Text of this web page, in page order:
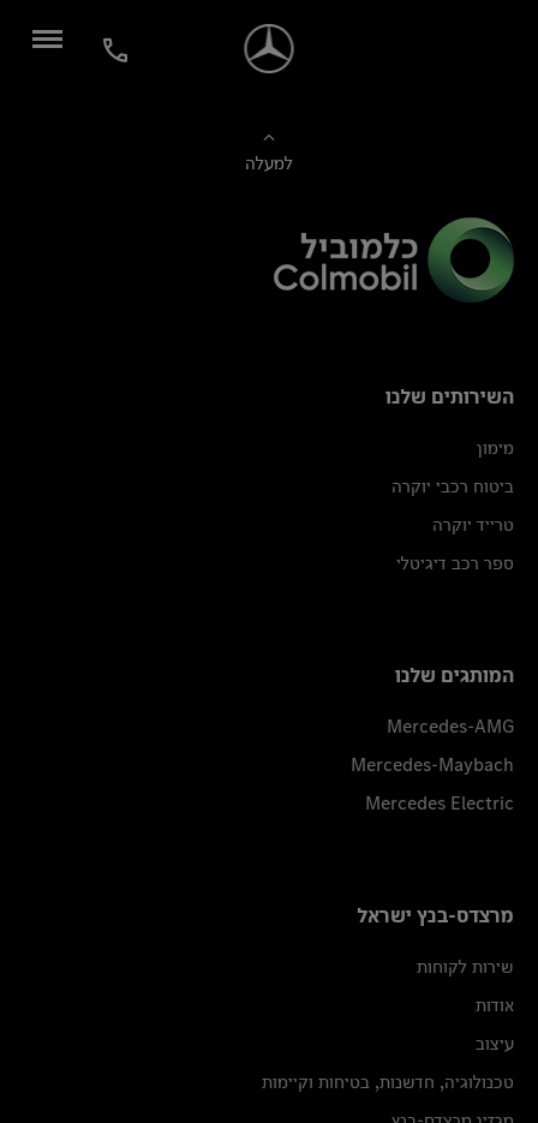
למעלה
השירותים שלנו
מימון
ביטוח רכבי יוקרה
טרייד יוקרה
ספר רכב דיגיטלי
המותגים שלנו
Mercedes-AMG
Mercedes-Maybach
Mercedes Electric
מרצדס-בנץ ישראל
שירות לקוחות
אודות
עיצוב
טכנולוגיה, חדשנות, בטיחות וקיימות